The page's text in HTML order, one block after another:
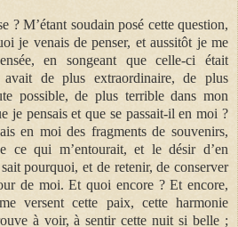
? M’étant soudain posé cette question,
je venais de penser, et aussitôt je me
en songeant que celle-ci était
de plus extraordinaire, de plus
possible, de plus terrible dans mon
je pensais et que se passait-il en moi ?
en moi des fragments de souvenirs,
ce qui m’entourait, et le désir d’en
pourquoi, et de retenir, de conserver
de moi. Et quoi encore ? Et encore,
versent cette paix, cette harmonie
à voir, à sentir cette nuit si belle ;